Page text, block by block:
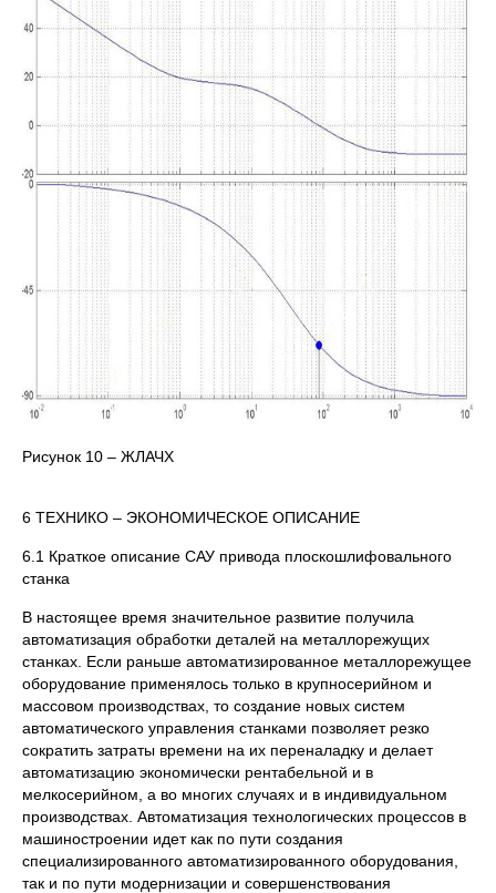
Рисунок 10 – ЖЛАЧХ
6 ТЕХНИКО – ЭКОНОМИЧЕСКОЕ ОПИСАНИЕ
6.1 Краткое описание САУ привода плоскошлифовального
станка
В настоящее время значительное развитие получила
автоматизация обработки деталей на металлорежущих
станках. Если раньше автоматизированное металлорежущее
оборудование применялось только в крупносерийном и
массовом производствах, то создание новых систем
автоматического управления станками позволяет резко
сократить затраты времени на их переналадку и делает
автоматизацию экономически рентабельной и в
мелкосерийном, а во многих случаях и в индивидуальном
производствах. Автоматизация технологических процессов в
машиностроении идет как по пути создания
специализированного автоматизированного оборудования,
так и по пути модернизации и совершенствования